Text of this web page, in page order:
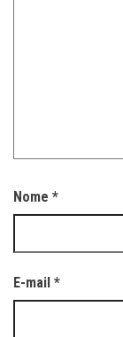
Nome *
E-mail *